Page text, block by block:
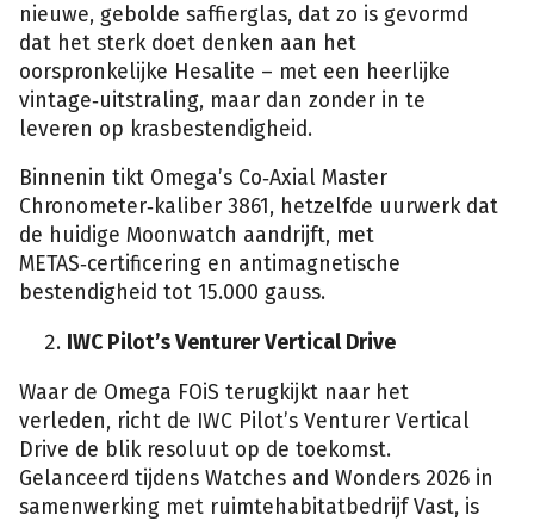
nieuwe, gebolde saffierglas, dat zo is gevormd
dat het sterk doet denken aan het
oorspronkelijke Hesalite – met een heerlijke
vintage‑uitstraling, maar dan zonder in te
leveren op krasbestendigheid.
Binnenin tikt Omega’s Co‑Axial Master
Chronometer‑kaliber 3861, hetzelfde uurwerk dat
de huidige Moonwatch aandrijft, met
METAS‑certificering en antimagnetische
bestendigheid tot 15.000 gauss.
IWC Pilot’s Venturer Vertical Drive
Waar de Omega FOiS terugkijkt naar het
verleden, richt de IWC Pilot’s Venturer Vertical
Drive de blik resoluut op de toekomst.
Gelanceerd tijdens Watches and Wonders 2026 in
samenwerking met ruimtehabitatbedrijf Vast, is